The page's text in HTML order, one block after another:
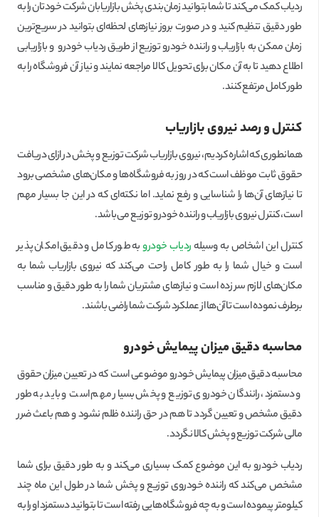
ردیاب کمک می‌کند تا شما بتوانید زمان‌بندی پخش بازاریابان شرکت خودتان را به
طور دقیق تنظیم کنید و در صورت بروز نیازهای لحظه‌ای بتوانید در سریع‌ترین
زمان ممکن به بازاریاب و راننده خودرو توزیع از طریق ردیاب خودرو و بازاریابی
اطلاع دهید تا به آن مکان برای تحویل کالا مراجعه نمایند و نیاز آن فروشگاه را به
طور کامل مرتفع کنند.
کنترل و رصد نیروی بازاریاب
همانطوری که اشاره کردیم، نیروی بازاریاب شرکت توزیع و پخش در ازای دریافت
حقوق ثابت موظف است که در روز به فروشگاه‌ها و مکان‌های مشخصی برود
تا نیازهای آن‌ها را شناسایی و رفع نماید. اما نکته‌ای که در این جا بسیار مهم
است، کنترل نیروی بازاریاب و راننده خودرو توزیع می‌باشد.
کنترل این اشخاص به وسیله ردیاب خودروبه طور کامل و دقیق امکان پذیر
است و خیال شما را به طور کامل راحت می‌کند که نیروی بازاریاب شما به
مکان‌های لازم سر زده است و نیازهای مشتریان شما را به طور دقیق و مناسب
برطرف نموده است تا آن‌ها از عملکرد شرکت شما راضی باشند.
محاسبه دقیق میزان پیمایش خودرو
محاسبه دقیق میزان پیمایش خودرو موضوعی است که در تعیین میزان حقوق
و دستمزد، رانندگان خودروی توزیع و پخش بسیار مهم است و باید به طور
دقیق مشخص و تعیین گردد تا هم در حق راننده ظلم نشود و هم باعث ضرر
مالی شرکت توزیع و پخش کالا نگردد.
ردیاب خودرو به این موضوع کمک بسیاری می‌کند و به طور دقیق برای شما
مشخص می‌کند که راننده خودروی توزیع و پخش شما در طول این ماه چند
کیلومتر پیموده است و به چه فروشگاه‌هایی رفته است تا بتوانید دستمزد او را به